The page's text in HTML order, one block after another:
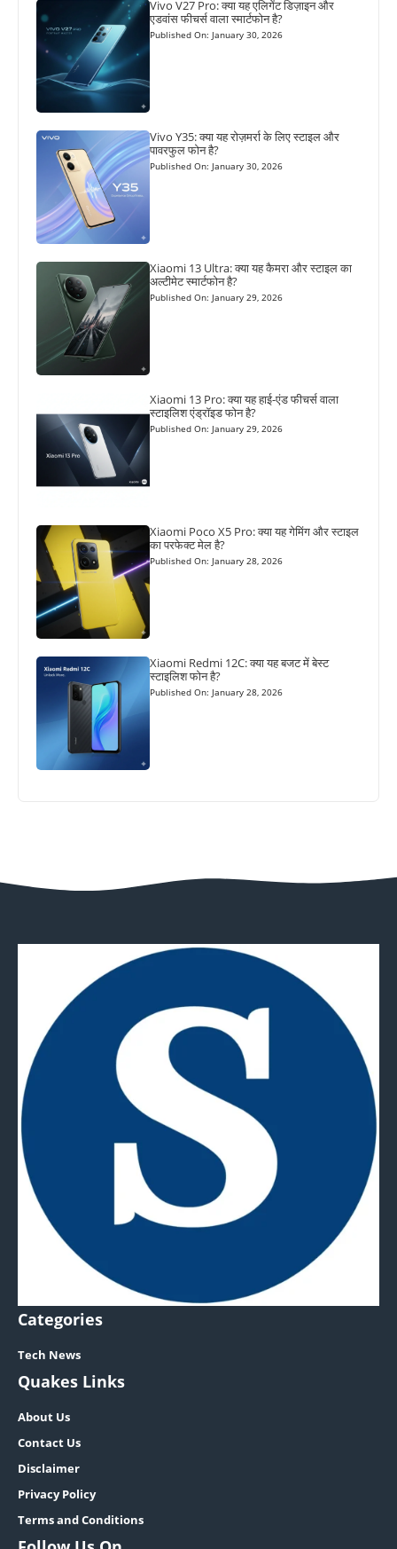
Vivo V27 Pro: क्या यह एलिगेंट डिज़ाइन और
एडवांस फीचर्स वाला स्मार्टफोन है?
Published On: January 30, 2026
Vivo Y35: क्या यह रोज़मर्रा के लिए स्टाइल और
पावरफुल फोन है?
Published On: January 30, 2026
Xiaomi 13 Ultra: क्या यह कैमरा और स्टाइल का
अल्टीमेट स्मार्टफोन है?
Published On: January 29, 2026
Xiaomi 13 Pro: क्या यह हाई-एंड फीचर्स वाला
स्टाइलिश एंड्रॉइड फोन है?
Published On: January 29, 2026
Xiaomi Poco X5 Pro: क्या यह गेमिंग और स्टाइल
का परफेक्ट मेल है?
Published On: January 28, 2026
Xiaomi Redmi 12C: क्या यह बजट में बेस्ट
स्टाइलिश फोन है?
Published On: January 28, 2026
Categories
Tech News
Quakes Links
About Us
Contact Us
Disclaimer
Privacy Policy
Terms and Conditions